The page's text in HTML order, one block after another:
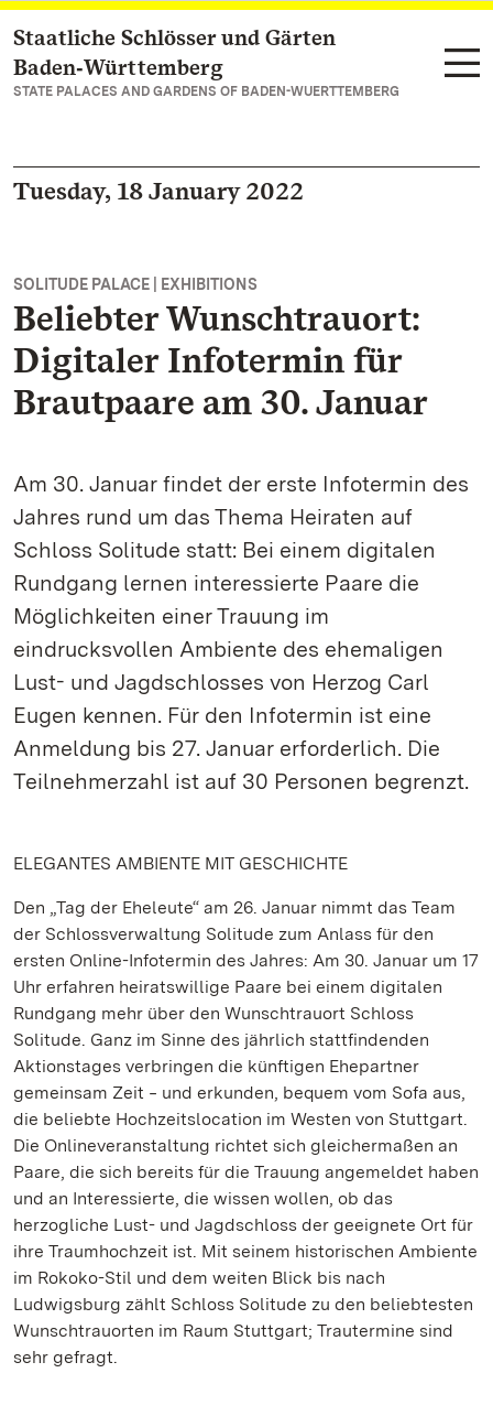
Navigate to main page
Staatliche Schlösser und Gärten
Baden‑Württemberg
STATE PALACES AND GARDENS OF BADEN-WUERTTEMBERG
Tuesday, 18 January 2022
SOLITUDE PALACE | EXHIBITIONS
Beliebter Wunschtrauort:
Digitaler Infotermin für
Brautpaare am 30. Januar
Am 30. Januar findet der erste Infotermin des
Jahres rund um das Thema Heiraten auf
Schloss Solitude statt: Bei einem digitalen
Rundgang lernen interessierte Paare die
Möglichkeiten einer Trauung im
eindrucksvollen Ambiente des ehemaligen
Lust- und Jagdschlosses von Herzog Carl
Eugen kennen. Für den Infotermin ist eine
Anmeldung bis 27. Januar erforderlich. Die
Teilnehmerzahl ist auf 30 Personen begrenzt.
ELEGANTES AMBIENTE MIT GESCHICHTE
Den „Tag der Eheleute“ am 26. Januar nimmt das Team
der Schlossverwaltung Solitude zum Anlass für den
ersten Online-Infotermin des Jahres: Am 30. Januar um 17
Uhr erfahren heiratswillige Paare bei einem digitalen
Rundgang mehr über den Wunschtrauort Schloss
Solitude. Ganz im Sinne des jährlich stattfindenden
Aktionstages verbringen die künftigen Ehepartner
gemeinsam Zeit ‒ und erkunden, bequem vom Sofa aus,
die beliebte Hochzeitslocation im Westen von Stuttgart.
Die Onlineveranstaltung richtet sich gleichermaßen an
Paare, die sich bereits für die Trauung angemeldet haben
und an Interessierte, die wissen wollen, ob das
herzogliche Lust- und Jagdschloss der geeignete Ort für
ihre Traumhochzeit ist. Mit seinem historischen Ambiente
im Rokoko-Stil und dem weiten Blick bis nach
Ludwigsburg zählt Schloss Solitude zu den beliebtesten
Wunschtrauorten im Raum Stuttgart; Trautermine sind
sehr gefragt.